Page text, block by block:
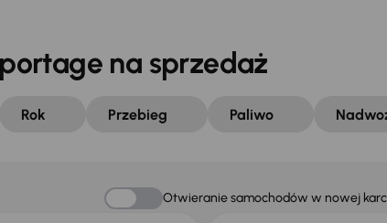
na sprzedaż
Rok Przebieg Paliwo
Otwieranie samochodów w nowej
Taniej o 1 000 zł